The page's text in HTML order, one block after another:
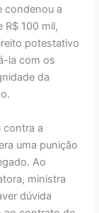
condenou a
R$ 100 mil,
potestativo
la com os
da
contra a
uma punição
Ao
ministra
dúvida